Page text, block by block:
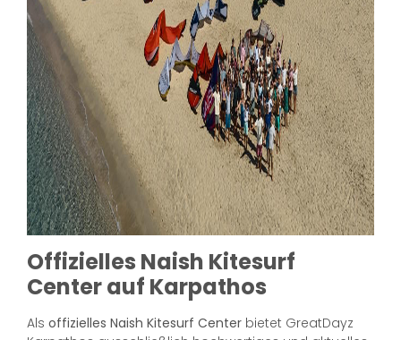
Offizielles Naish Kitesurf
Center auf Karpathos
Als offizielles Naish Kitesurf Center bietet GreatDayz